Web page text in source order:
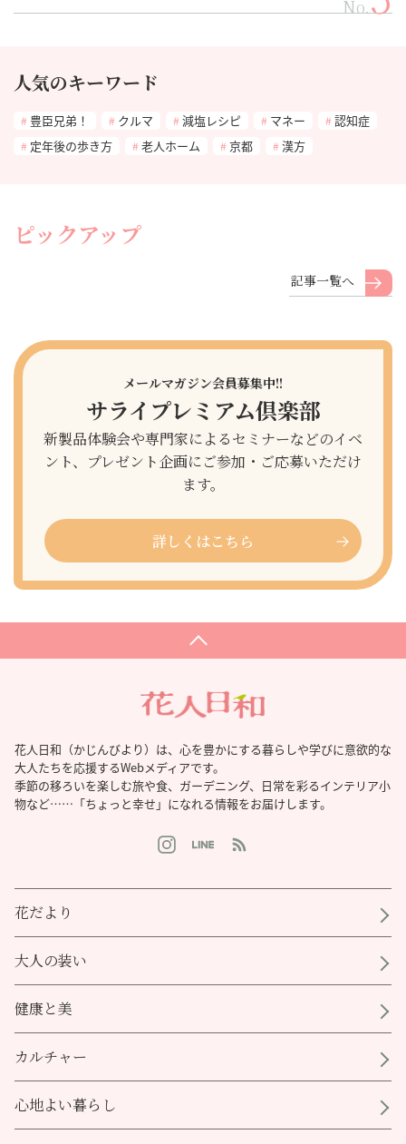
No.
人気のキーワード
豊臣兄弟！ クルマ 減塩レシピ マネー
認知症
定年後の歩き方
老人ホーム 京都 漢方
ピックアップ
記事一覧へ
メールマガジン会員募集中!!
サライプレミアム倶楽部
新製品体験会や専門家によるセミナーなどのイベ
ント、プレゼント企画にご参加・ご応募いただけ
ます。
詳しくはこちら
花人日和（かじんびより）は、心を豊かにする暮らしや学びに意欲的な
大人たちを応援するWebメディアです。
季節の移ろいを楽しむ旅や食、ガーデニング、日常を彩るインテリア小
物など……「ちょっと幸せ」になれる情報をお届けします。
花だより
大人の装い
健康と美
カルチャー
心地よい暮らし